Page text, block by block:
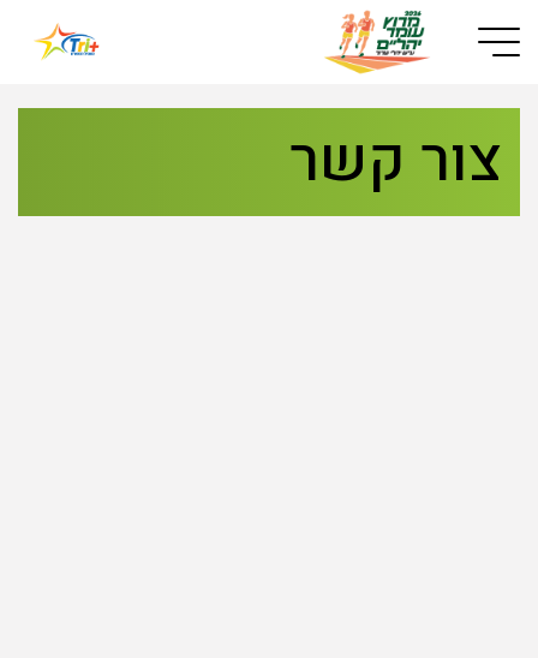
Button used only for devices with a small screen
צור קשר